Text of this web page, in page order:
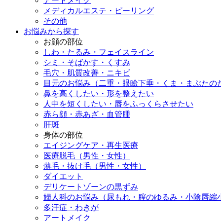
メディカルエステ・ピーリング
その他
お悩みから探す
お顔の部位
しわ・たるみ・フェイスライン
シミ・そばかす・くすみ
毛穴・肌質改善・ニキビ
目元のお悩み（二重・眼瞼下垂・くま・まぶたの
鼻を高くしたい・形を整えたい
人中を短くしたい・唇をふっくらさせたい
赤ら顔・赤あざ・血管腫
肝斑
身体の部位
エイジングケア・再生医療
医療脱毛（男性・女性）
薄毛・抜け毛（男性・女性）
ダイエット
デリケートゾーンの黒ずみ
婦人科のお悩み（尿もれ・膣のゆるみ・小陰唇縮
多汗症・わきが
アートメイク